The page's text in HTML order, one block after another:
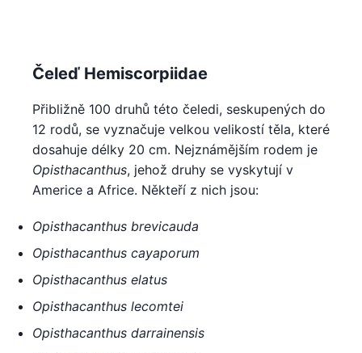
Čeleď Hemiscorpiidae
Přibližně 100 druhů této čeledi, seskupených do
12 rodů, se vyznačuje velkou velikostí těla, které
dosahuje délky 20 cm. Nejznámějším rodem je
Opisthacanthus, jehož druhy se vyskytují v
Americe a Africe. Někteří z nich jsou:
Opisthacanthus brevicauda
Opisthacanthus cayaporum
Opisthacanthus elatus
Opisthacanthus lecomtei
Opisthacanthus darrainensis